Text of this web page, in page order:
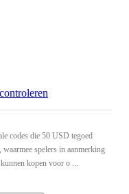
codes die 50 USD tegoed
waarmee spelers in aanmerking
kopen voor o ...